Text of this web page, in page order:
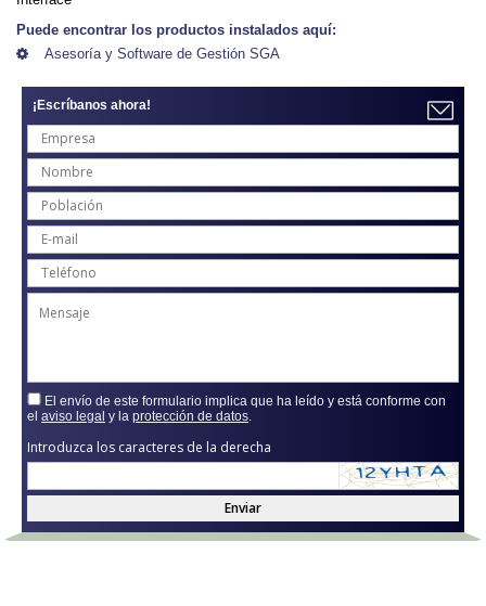
Puede encontrar los productos instalados aquí:
Asesoría y Software de Gestión SGA
¡Escríbanos ahora!
El envío de este formulario implica que ha leído y está conforme con
el aviso legal y la protección de datos
Introduzca los caracteres de la derecha
Enviar